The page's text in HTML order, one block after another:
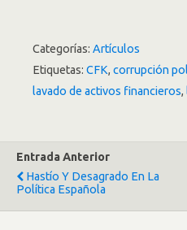
Categorías: Artículos
Etiquetas: CFK, corrupción
lavado de activos financieros,
Entrada Anterior
Hastío Y Desagrado En La
Política Española